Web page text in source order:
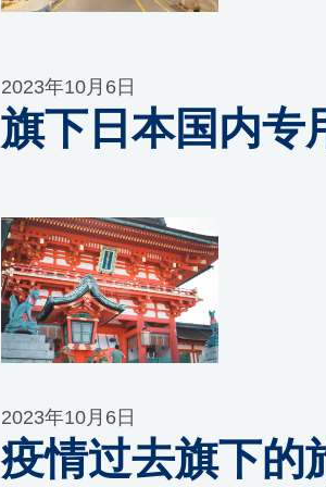
2023年10月6日
旗下日本国内专
2023年10月6日
疫情过去旗下的